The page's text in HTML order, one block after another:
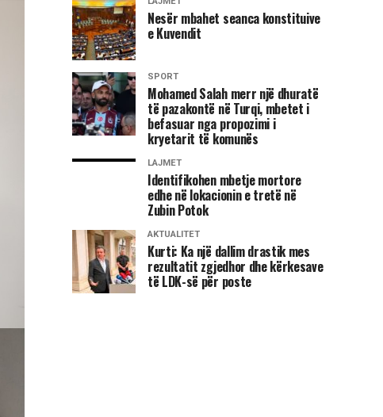
Nesër mbahet seanca konstituive
e Kuvendit
SPORT
Mohamed Salah merr një dhuratë
të pazakontë në Turqi, mbetet i
befasuar nga propozimi i
kryetarit të komunës
LAJMET
Identifikohen mbetje mortore
edhe në lokacionin e tretë në
Zubin Potok
AKTUALITET
Kurti: Ka një dallim drastik mes
rezultatit zgjedhor dhe kërkesave
të LDK-së për poste